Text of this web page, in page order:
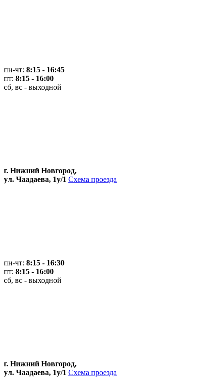
пн-чт: 8:15 - 16:45
пт: 8:15 - 16:00
сб, вс - выходной
г. Нижний Новгород,
ул. Чаадаева, 1у/1 Схема проезда
пн-чт: 8:15 - 16:30
пт: 8:15 - 16:00
сб, вс - выходной
г. Нижний Новгород,
ул. Чаадаева, 1у/1 Схема проезда